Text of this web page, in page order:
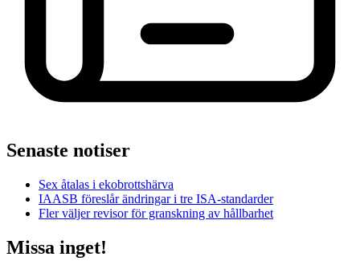
Senaste notiser
Sex åtalas i ekobrottshärva
IAASB föreslår ändringar i tre ISA-standarder
Fler väljer revisor för granskning av hållbarhet
Missa inget!